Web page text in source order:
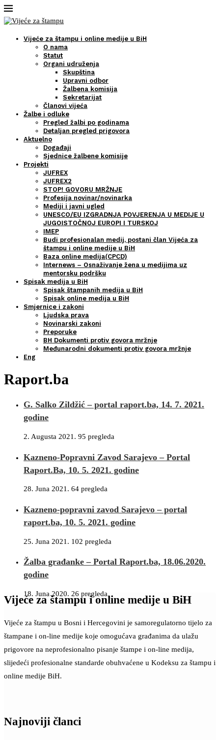
Vijeće za štampu i online medije u BiH
O nama
Statut
Organi udruženja
Skupština
Upravni odbor
Žalbena komisija
Sekretarijat
Članovi vijeća
Žalbe i odluke
Pregled žalbi po godinama
Detaljan pregled prigovora
Aktuelno
Događaji
Sjednice žalbene komisije
Projekti
JUFREX
JUFREX2
STOP! GOVORU MRŽNJE
Profesija novinar/novinarka
Mediji i javni ugled
UNESCO/EU IZGRADNJA POVJERENJA U MEDIJE U
JUGOISTOČNOJ EUROPI I TURSKOJ
IMEP
Budi profesionalan medij, postani član Vijeća za
štampu i online medije u BiH
Baza online medija(CPCD)
Internews – Osnaživanje žena u medijima uz
mentorsku podršku
Spisak medija u BiH
Spisak štampanih medija u BiH
Spisak online medija u BiH
Smjernice i zakoni
Ljudska prava
Novinarski zakoni
Preporuke
BH Dokumenti protiv govora mržnje
Međunarodni dokumenti protiv govora mržnje
Eng
Raport.ba
G. Salko Zildžić – portal raport.ba, 14. 7. 2021.
godine
2. Augusta 2021. 95 pregleda
Kazneno-Popravni Zavod Sarajevo – Portal
Raport.Ba, 10. 5. 2021. godine
28. Juna 2021. 64 pregleda
Kazneno-popravni zavod Sarajevo – portal
raport.ba, 10. 5. 2021. godine
25. Juna 2021. 102 pregleda
Žalba građanke – Portal Raport.ba, 18.06.2020.
godine
18. Juna 2020. 26 pregleda
Vijeće za štampu i online medije u BiH
Vijeće za štampu u Bosni i Hercegovini je samoregulatorno tijelo za
štampane i on-line medije koje omogućava građanima da ulažu
prigovore na neprofesionalno pisanje štampe i on-line medija,
slijedeći profesionalne standarde obuhvaćene u Kodeksu za štampu i
online medije BiH.
Najnoviji članci